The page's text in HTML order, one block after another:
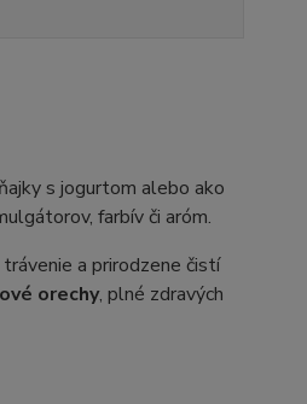
s jogurtom alebo ako
farbív či aróm.
a prirodzene čistí
orechy, plné zdravých